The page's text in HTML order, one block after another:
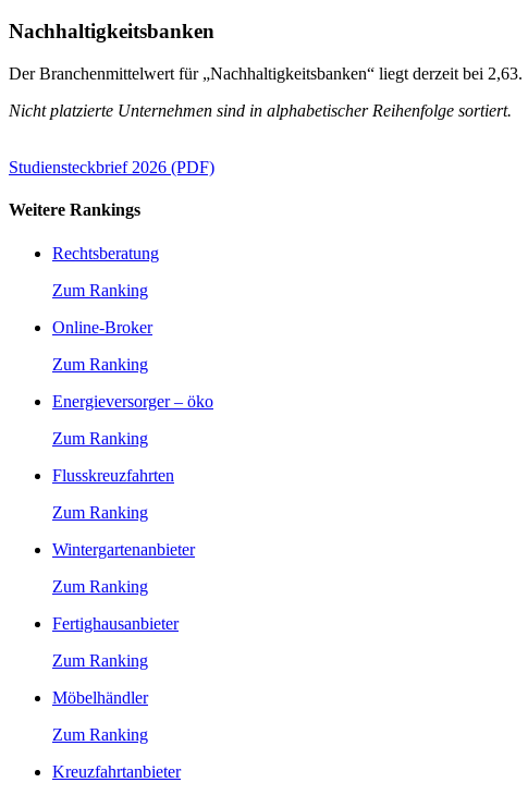
Nachhaltigkeitsbanken
Der Branchenmittelwert für „Nachhaltigkeitsbanken“ liegt derzeit bei 2,63.
Nicht platzierte Unternehmen sind in alphabetischer Reihenfolge sortiert.
Studiensteckbrief 2026 (PDF)
Weitere Rankings
Rechtsberatung
Zum Ranking
Online-Broker
Zum Ranking
Energieversorger – öko
Zum Ranking
Flusskreuzfahrten
Zum Ranking
Wintergartenanbieter
Zum Ranking
Fertighausanbieter
Zum Ranking
Möbelhändler
Zum Ranking
Kreuzfahrtanbieter